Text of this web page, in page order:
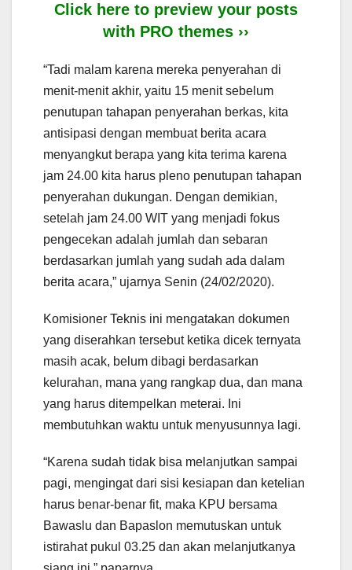
Click here to preview your posts
with PRO themes ››
“Tadi malam karena mereka penyerahan di
menit-menit akhir, yaitu 15 menit sebelum
penutupan tahapan penyerahan berkas, kita
antisipasi dengan membuat berita acara
menyangkut berapa yang kita terima karena
jam 24.00 kita harus pleno penutupan tahapan
penyerahan dukungan. Dengan demikian,
setelah jam 24.00 WIT yang menjadi fokus
pengecekan adalah jumlah dan sebaran
berdasarkan jumlah yang sudah ada dalam
berita acara,” ujarnya Senin (24/02/2020).
Komisioner Teknis ini mengatakan dokumen
yang diserahkan tersebut ketika dicek ternyata
masih acak, belum dibagi berdasarkan
kelurahan, mana yang rangkap dua, dan mana
yang harus ditempelkan meterai. Ini
membutuhkan waktu untuk menyusunnya lagi.
“Karena sudah tidak bisa melanjutkan sampai
pagi, mengingat dari sisi kesiapan dan ketelian
harus benar-benar fit, maka KPU bersama
Bawaslu dan Bapaslon memutuskan untuk
istirahat pukul 03.25 dan akan melanjutkanya